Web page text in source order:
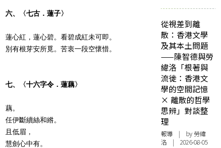
六、〈七古．蓮子〉
蓮心紅，蓮心碧。看碧成紅未可即。
別有根芽安所覓。苦衷一段空懷惜。
七、〈十六字令．蓮藕〉
藕。
任伊斷續絲和綹。
且低眉，
慧劍心中有。
從視差到離
散：香港文學
及其本土問題
——陳智德與勞
緯洛「根著與
流徙：香港文
學的空間記憶
× 離散的哲學
思辨」對談整
理
報導 | by 勞緯
洛 | 2026-08-05